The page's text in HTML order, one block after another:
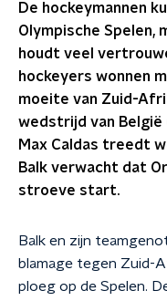
De hockeymannen
Olympische Spelen,
houdt veel
hockeyers wonnen
moeite van Zuid-
wedstrijd van België
Max Caldas treedt
Balk verwacht dat
stroeve start.
Balk en zijn
blamage tegen Zuid-
ploeg op de Spelen.